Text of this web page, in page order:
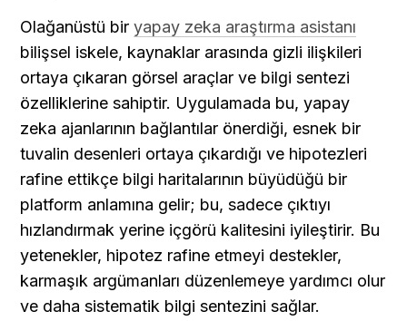
Olağanüstü bir yapay zeka araştırma asistanı
bilişsel iskele, kaynaklar arasında gizli ilişkileri
ortaya çıkaran görsel araçlar ve bilgi sentezi
özelliklerine sahiptir. Uygulamada bu, yapay
zeka ajanlarının bağlantılar önerdiği, esnek bir
tuvalin desenleri ortaya çıkardığı ve hipotezleri
rafine ettikçe bilgi haritalarının büyüdüğü bir
platform anlamına gelir; bu, sadece çıktıyı
hızlandırmak yerine içgörü kalitesini iyileştirir. Bu
yetenekler, hipotez rafine etmeyi destekler,
karmaşık argümanları düzenlemeye yardımcı olur
ve daha sistematik bilgi sentezini sağlar.